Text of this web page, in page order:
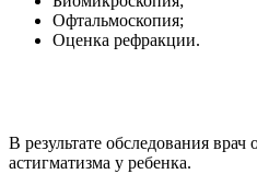
Офтальмоскопия;
Оценка рефракции.
В результате обследования
астигматизма у ребенка.